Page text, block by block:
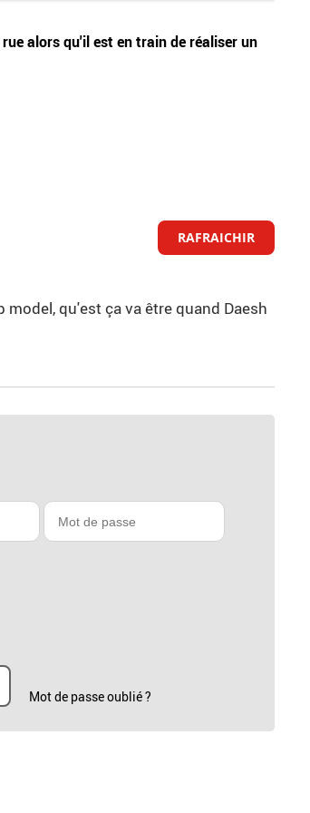
alors qu'il est en train de réaliser un
RAFRAICHIR
qu'est ça va être quand Daesh
Mot de passe oublié ?